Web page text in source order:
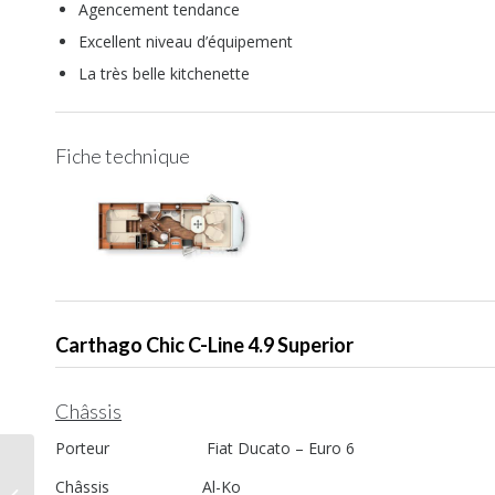
Agencement tendance
Excellent niveau d’équipement
La très belle kitchenette
Fiche technique
Carthago Chic C-Line 4.9 Superior
Châssis
Porteur Fiat Ducato – Euro 6
Châssis Al-Ko